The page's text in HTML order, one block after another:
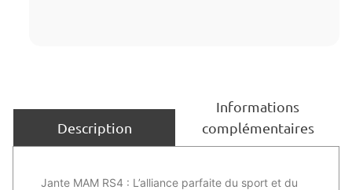
Description
Informations
complémentaires
Jante MAM RS4 : L’alliance parfaite du sport et du